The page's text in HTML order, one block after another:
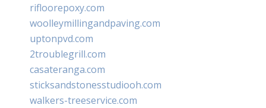
rifloorepoxy.com
woolleymillingandpaving.com
uptonpvd.com
2troublegrill.com
casateranga.com
sticksandstonesstudiooh.com
walkers-treeservice.com